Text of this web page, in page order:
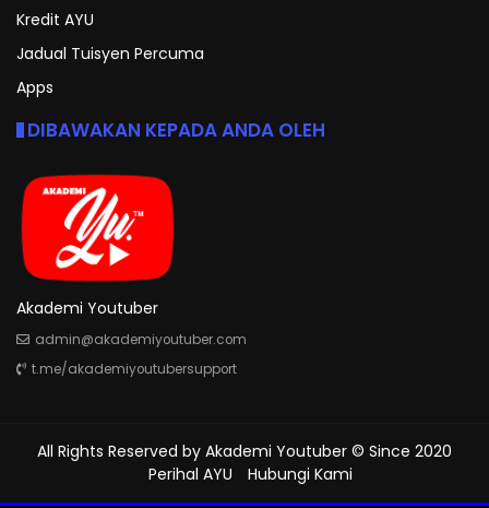
Kredit AYU
Jadual Tuisyen Percuma
Apps
DIBAWAKAN KEPADA ANDA OLEH
Akademi Youtuber
admin@akademiyoutuber.com
t.me/akademiyoutubersupport
All Rights Reserved by Akademi Youtuber © Since 2020
Perihal AYU
Hubungi Kami